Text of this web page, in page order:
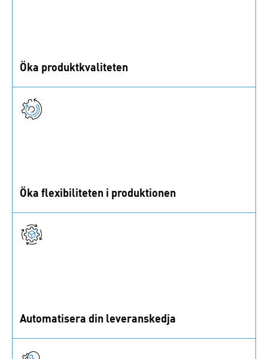
Öka produktkvaliteten
labb för högsta kvalitet på standard- och specialdelar.
Öka flexibiliteten i produktionen
realtidsdata för att minska stillestånd och säkerställa
material.
Automatisera din leveranskedja